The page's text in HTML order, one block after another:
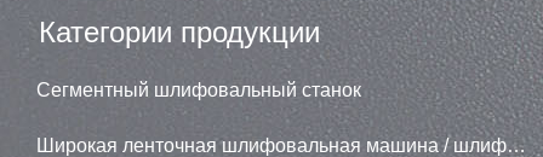
Категории продукции
Сегментный шлифовальный станок
Широкая ленточная шлифовальная машина / шлифовальная машина